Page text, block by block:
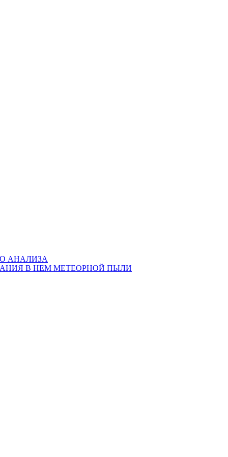
АНАЛИЗА
В НЕМ МЕТЕОРНОЙ ПЫЛИ